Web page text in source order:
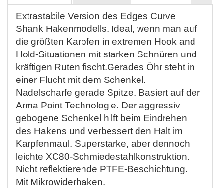
Extrastabile Version des Edges Curve
Shank Hakenmodells. Ideal, wenn man auf
die größten Karpfen in extremen Hook and
Hold-Situationen mit starken Schnüren und
kräftigen Ruten fischt.Gerades Öhr steht in
einer Flucht mit dem Schenkel.
Nadelscharfe gerade Spitze. Basiert auf der
Arma Point Technologie. Der aggressiv
gebogene Schenkel hilft beim Eindrehen
des Hakens und verbessert den Halt im
Karpfenmaul. Superstarke, aber dennoch
leichte XC80-Schmiedestahlkonstruktion.
Nicht reflektierende PTFE-Beschichtung.
Mit Mikrowiderhaken.